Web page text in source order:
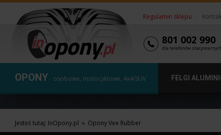
Regulamin sklepu
801 002 990
dla telefonów
OPONY osobowe, motocyklowe, 4x4/SUV FELGI
Jesteś tutaj: InOpony.pl » Opony Vee Rubber